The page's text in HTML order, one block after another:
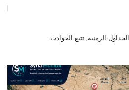
الجداول الزمنية, تتبع الحوادث